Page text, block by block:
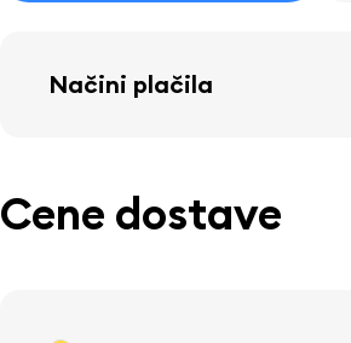
Načini plačila
Cene dostave